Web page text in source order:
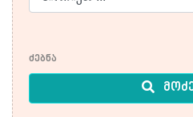
ძებნა